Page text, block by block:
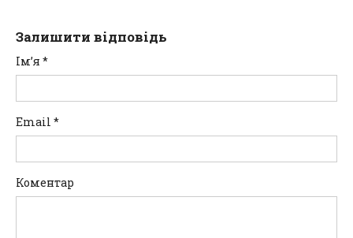
Залишити відповідь
Ім’я *
Email *
Коментар